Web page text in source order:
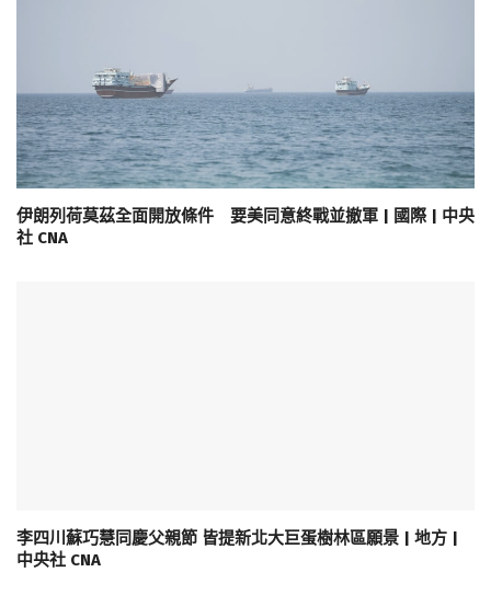
伊朗列荷莫茲全面開放條件 要美同意終戰並撤軍 | 國際 | 中央
社 CNA
李四川蘇巧慧同慶父親節 皆提新北大巨蛋樹林區願景 | 地方 |
中央社 CNA